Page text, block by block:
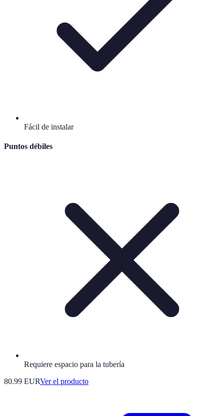
Fácil de instalar
Puntos débiles
Requiere espacio para la tubería
80.99 EURVer el producto